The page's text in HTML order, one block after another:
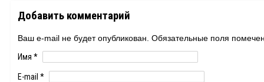
Добавить комментарий
Ваш e-mail не будет опубликован. Обязательные поля
Имя *
E-mail *